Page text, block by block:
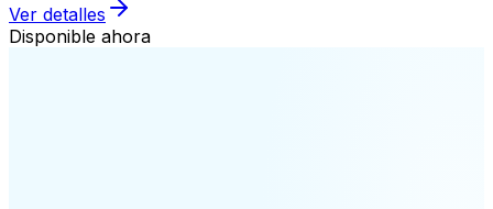
Ver detalles
Disponible ahora